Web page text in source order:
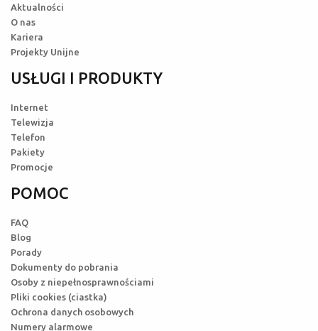
Aktualności
O nas
Kariera
Projekty Unijne
USŁUGI I PRODUKTY
Internet
Telewizja
Telefon
Pakiety
Promocje
POMOC
FAQ
Blog
Porady
Dokumenty do pobrania
Osoby z niepełnosprawnościami
Pliki cookies (ciastka)
Ochrona danych osobowych
Numery alarmowe